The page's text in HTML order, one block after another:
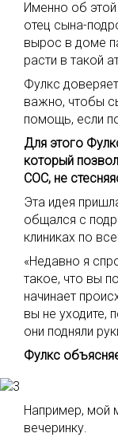
Именно об
отец сына-
вырос в доме
расти в такой
Фулкс
важно, чтобы
помощь, если
Для этого
который
СОС, не
Эта идея
общался с
клиниках по
«Недавно я
такое, что вы
начинает
вы не уходите,
они подняли
Фулкс
Например, мой
вечеринку.